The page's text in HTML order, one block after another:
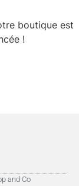
boutique est
!
and Co